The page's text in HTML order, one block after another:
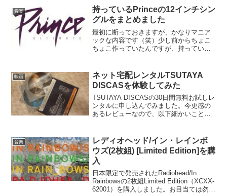
れを機に、50位あたりまでは揃えてみよ
うかな...
音楽
持っているPrinceの12インチシン
グルをまとめました
最初に断っておきますが、かなりマニア
ックな内容です（笑）少し前からちょこ
ちょこ作っていたんですが、持っている
ングル集1 （For You～1999）...
映画
ネット宅配レンタルTSUTAYA
DISCASを体験してみた
TSUTAYA DISCASの30日間無料お試しレ
ンタルに申し込んでみました。今更感の
あるレビューなので、以下細かいことは
て発送ボタンを押すようなシステムを思
い描いてい...
音楽
レディオヘッド/イン・レインボ
ウズ(2枚組) [Limited Edition]を購
入
日本限定で発売されたRadiohead/In
Rainbowsの2枚組Limited Edition（XCXX-
62001）を購入しました。お目当ては勿